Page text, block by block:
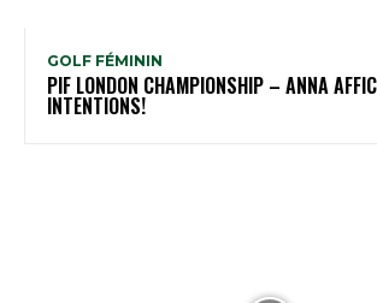
GOLF FÉMININ
PIF LONDON CHAMPIONSHIP – ANNA
INTENTIONS!